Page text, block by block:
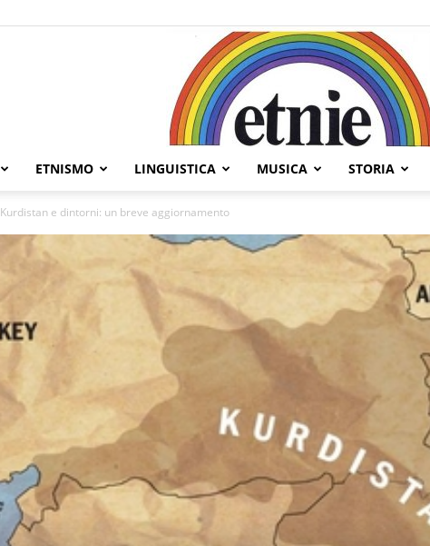
ETNISMO LINGUISTICA MUSICA STORIA
Kurdistan e dintorni: un breve aggiornamento